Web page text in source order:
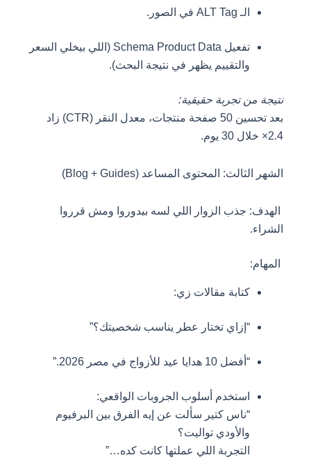
الـ ALT Tag في الصور.
تفعيل Schema Product Data (اللي بيخلي السعر
والتقييم يظهر في نتيجة البحث).
نتيجة من تجربة حقيقية:
بعد تحسين 50 صفحة منتجات، معدل النقر (CTR) زاد
2.4× خلال 30 يوم.
الشهر الثالث: المحتوى المساعد (Blog + Guides)
الهدف: جذب الزوار اللي لسه بيدوروا ومش قرروا
الشراء.
المهام:
كتابة مقالات زي:
“إزاي تختار عطر يناسب شخصيتك؟”
“أفضل 10 هدايا عيد للأزواج في مصر 2026.”
استخدم أسلوب الجروبات الواقعي:
“ناس كتير سألت عن إيه الفرق بين البرفيوم
والأودي تواليت؟
التجربة اللي عملتها كانت كده…”